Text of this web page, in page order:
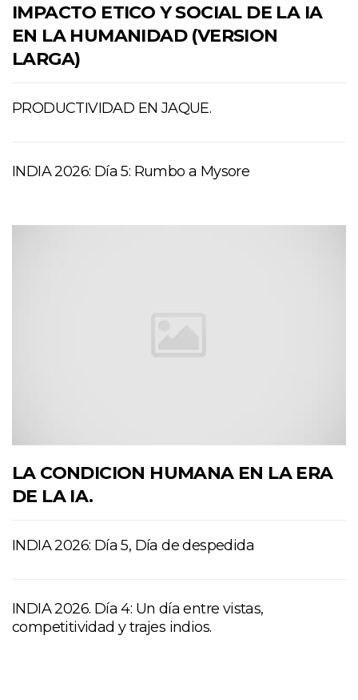
IMPACTO ETICO Y SOCIAL DE LA IA
EN LA HUMANIDAD (VERSION
LARGA)
PRODUCTIVIDAD EN JAQUE.
INDIA 2026: Día 5: Rumbo a Mysore
LA CONDICION HUMANA EN LA ERA
DE LA IA.
INDIA 2026: Día 5, Día de despedida
INDIA 2026. Día 4: Un día entre vistas,
competitividad y trajes indios.